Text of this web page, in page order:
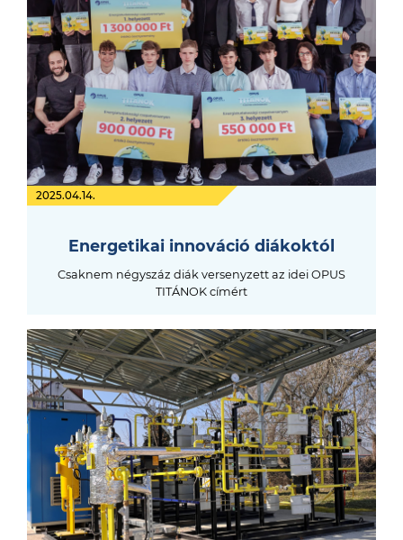
2025.04.14.
Energetikai innováció diákoktól
Csaknem négyszáz diák versenyzett az idei OPUS
TITÁNOK címért